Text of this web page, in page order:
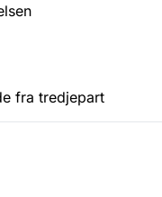
fra tredjepart